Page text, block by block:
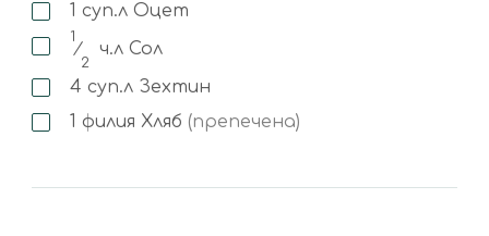
суп.л Оцет
1
⁄
2
ч.л Сол
4 суп.л Зехтин
1 филия Хляб (препечена)